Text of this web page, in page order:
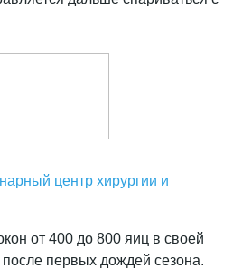
центр хирургии и
от 400 до 800 яиц в своей
первых дождей сезона.